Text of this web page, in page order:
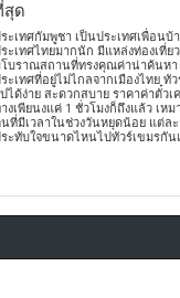
สุด
ะเทศกัมพูชา เป็นประเทศเพื่อนบ้
ะเทศไทยมากนัก มีแหล่งท่องเที่ย
บราณสถานที่ทรงคุณค่าน่าค้นหา
ะเทศที่อยู่ไม่ไกลจากเมืองไทย ทั
ได้ง่าย สะดวกสบาย ราคาค่าตั๋ว
งเพียนงแค่ 1 ชั่วโมงก็ถึงแล้ว เห
ที่มีเวลาในช่วงวันหยุดน้อย แต่ล
ะทับใจขนาดไหนไปทัวร์เขมรกัน